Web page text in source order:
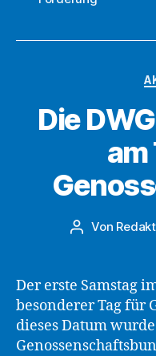
Die
am
Beitragsautor
Von
Der erste Samstag
besonderer Tag für
dieses Datum